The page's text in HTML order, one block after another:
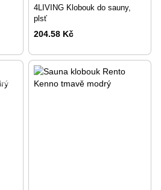
4LIVING Klobouk do sauny,
plsť
204.58 Kč